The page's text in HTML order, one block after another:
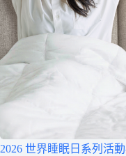
2026 世界睡眠日系列活